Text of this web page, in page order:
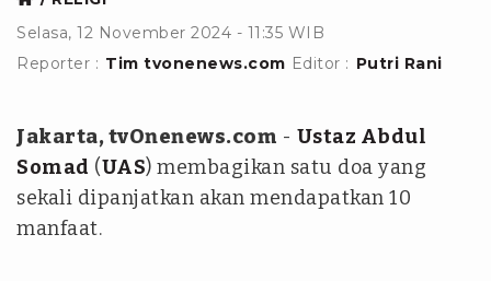
Selasa, 12 November 2024 - 11:35 WIB
Reporter : Tim tvonenews.com Editor : Putri Rani
Jakarta, tvOnenews.com - Ustaz Abdul
Somad (UAS) membagikan satu doa yang
sekali dipanjatkan akan mendapatkan 10
manfaat.